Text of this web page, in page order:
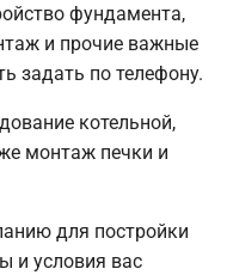
фундамента,
и прочие важные
задать по телефону.
котельной,
монтаж печки и
для постройки
и условия вас